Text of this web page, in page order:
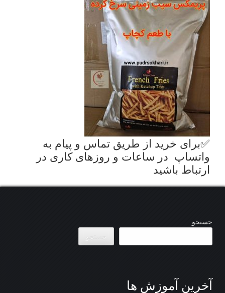
✅برای خرید از طریق تماس و پیام به
واتساپ در ساعات و روزهای کاری در
ارتباط باشید
جستجو
جستجو
آخرین آموزش ها